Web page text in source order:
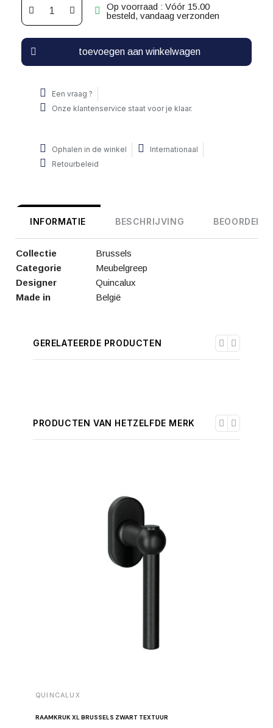
Op voorraad : Vóór 15.00
besteld, vandaag verzonden
toevoegen aan winkelwagen
Een vraag ?
Onze klantenservice staat voor je klaar.
Ophalen in de winkel
Internationaal
Retourbeleid
INFORMATIE BESCHRIJVING
Collectie
Brussels
Categorie
Meubelgreep
Designer
Quincalux
Made in
België
GERELATEERDE PRODUCTEN
PRODUCTEN VAN HETZELFDE MERK
QUINCALUX
RAAMKRUK XL BRUSSELS ZWART TEXTUUR